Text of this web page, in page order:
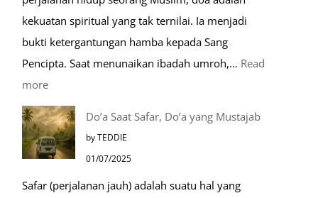
Umroh
Dengan
Kereta
Cepat
kekuatan spiritual yang tak ternilai. Ia menjadi
bukti ketergantungan hamba kepada Sang
Pencipta. Saat menunaikan ibadah umroh,… Read
more:
Tempat-
Tempat
Mustajab
Berdoa
Do’a Saat Safar, Do’a yang Mustajab
by TEDDIE
01/07/2025
Safar (perjalanan jauh) adalah suatu hal yang